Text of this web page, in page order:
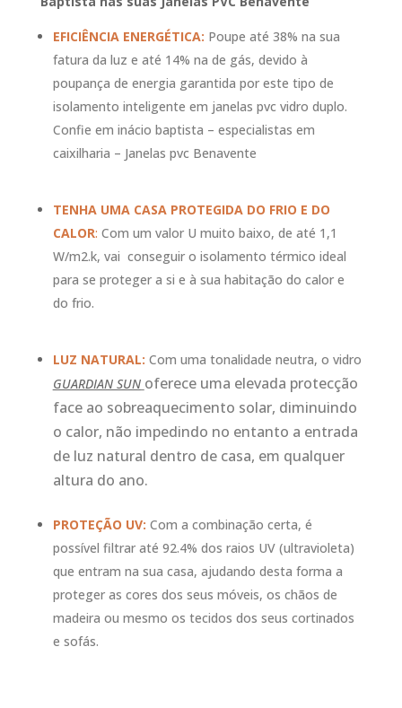
EFICIÊNCIA ENERGÉTICA: Poupe até 38% na sua
fatura da luz e até 14% na de gás, devido à
poupança de energia garantida por este tipo de
isolamento inteligente em janelas pvc vidro duplo.
Confie em inácio baptista – especialistas em
caixilharia – Janelas pvc Benavente
TENHA UMA CASA PROTEGIDA DO FRIO E DO
CALOR: Com um valor U muito baixo, de até 1,1
W/m2.k, vai conseguir o isolamento térmico ideal
para se proteger a si e à sua habitação do calor e
do frio.
LUZ NATURAL: Com uma tonalidade neutra, o vidro
GUARDIAN SUN oferece uma elevada protecção
face ao sobreaquecimento solar, diminuindo
o calor, não impedindo no entanto a entrada
de luz natural dentro de casa, em qualquer
altura do ano.
PROTEÇÃO UV: Com a combinação certa, é
possível filtrar até 92.4% dos raios UV (ultravioleta)
que entram na sua casa, ajudando desta forma a
proteger as cores dos seus móveis, os chãos de
madeira ou mesmo os tecidos dos seus cortinados
e sofás.